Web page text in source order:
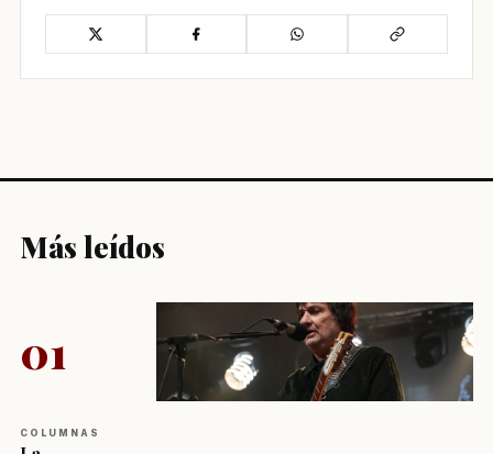
Más leídos
01
COLUMNAS